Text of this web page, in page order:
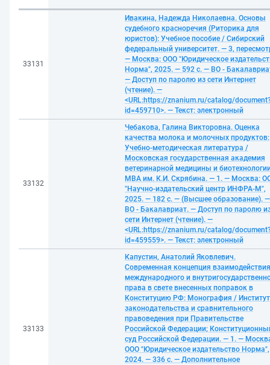
33131
Ивакина, Надежда Николаевна. Основы
судебного красноречия (Риторика для
юристов): Учебное пособие / Сибирский
федеральный университет. — 3,
— Москва: ООО "Юридическое
Норма", 2025. — 592 с. — ВО -
— Доступ по паролю из сети Интернет
(чтение). —
<URL:https://znanium.ru/catalog/
id=459710>. — Текст: электронный
33132
Чебакова, Галина Викторовна. Оценка
качества молока и молочных продуктов:
Учебно-методическая литература /
Московская государственная академия
ветеринарной медицины и
МВА им. К.И. Скрябина. — 1. — Москва:
"Научно-издательский центр ИНФРА-М",
2025. — 182 с. — (Высшее образование). —
ВО - Бакалавриат. — Доступ по паролю
сети Интернет (чтение). —
<URL:https://znanium.ru/catalog/
id=459559>. — Текст: электронный
33133
Капустин, Анатолий Яковлевич.
Современная концепция взаимодействия
международного и
права в свете внесенных поправок в
Конституцию РФ: Монография / Институт
законодательства и сравнительного
правоведения при Правительстве
Российской Федерации;
суд Российской Федерации. — 1. —
ООО "Юридическое издательство Норма",
2024. — 336 с. — Дополнительное